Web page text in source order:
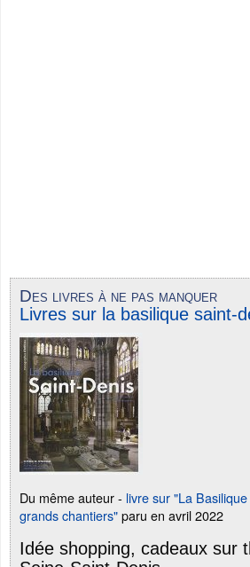
Des livres à ne pas manquer
Livres sur la basilique saint-
Du même auteur - livre sur "La
grands chantiers"paru en avril 2022
Idée shopping, cadeaux sur